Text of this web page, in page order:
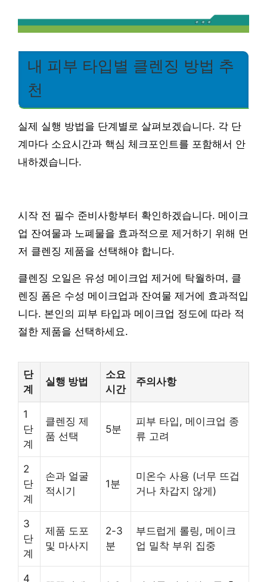
내 피부 타입별 클렌징 방법 추
천
실제 실행 방법을 단계별로 살펴보겠습니다. 각 단
계마다 소요시간과 핵심 체크포인트를 포함해서 안
내하겠습니다.
시작 전 필수 준비사항부터 확인하겠습니다. 메이크
업 잔여물과 노폐물을 효과적으로 제거하기 위해 먼
저 클렌징 제품을 선택해야 합니다.
클렌징 오일은 유성 메이크업 제거에 탁월하며, 클
렌징 폼은 수성 메이크업과 잔여물 제거에 효과적입
니다. 본인의 피부 타입과 메이크업 정도에 따라 적
절한 제품을 선택하세요.
단
계
실행 방법
소요
시간
주의사항
1
단
계
클렌징 제
품 선택
5분
피부 타입, 메이크업 종
류 고려
2
단
계
손과 얼굴
적시기
1분
미온수 사용 (너무 뜨겁
거나 차갑지 않게)
3
단
계
제품 도포
및 마사지
2-3
분
부드럽게 롤링, 메이크
업 밀착 부위 집중
4